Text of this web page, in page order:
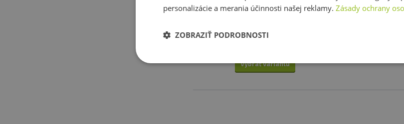
syra a kvalitných surovín, vhodné
pre diétu. Jedinečné príchute sú
zeleniny alebo popcornu.
7,39 €
Vybrať variantu
parmezánu
receptov?
personalizácie a merania účinnosti našej reklamy. Zásady ochrany
ZOBRAZIŤ PODROBNOSTI